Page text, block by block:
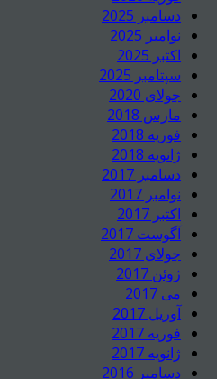
دسامبر 2025
نوامبر 2025
اکتبر 2025
سپتامبر 2025
جولای 2020
مارس 2018
فوریه 2018
ژانویه 2018
دسامبر 2017
نوامبر 2017
اکتبر 2017
آگوست 2017
جولای 2017
ژوئن 2017
می 2017
آوریل 2017
فوریه 2017
ژانویه 2017
دسامبر 2016